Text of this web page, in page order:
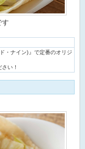
す
・ナイン)』で定番のオリジ
い！